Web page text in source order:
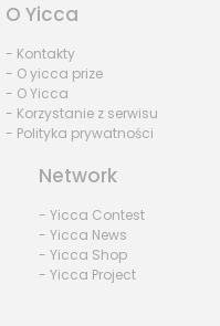
O Yicca
- Kontakty
- O yicca prize
- O Yicca
- Korzystanie z serwisu
- Polityka prywatności
Network
- Yicca Contest
- Yicca News
- Yicca Shop
- Yicca Project